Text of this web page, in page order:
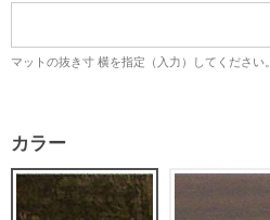
マットの抜き寸 横を指定（入力）してください。
カラー